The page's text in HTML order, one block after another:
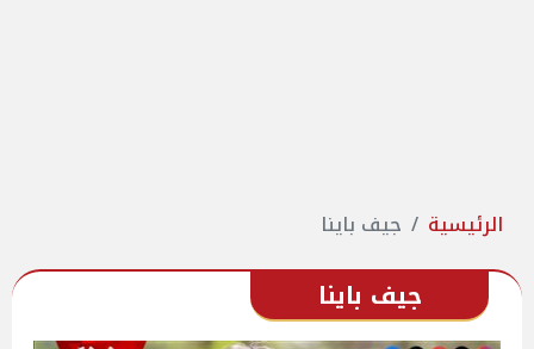
الرئيسية جيف باينا
جيف باينا